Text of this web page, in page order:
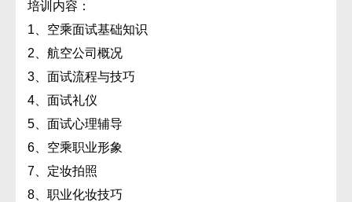
培训内容：
1、空乘面试基础知识
2、航空公司概况
3、面试流程与技巧
4、面试礼仪
5、面试心理辅导
6、空乘职业形象
7、定妆拍照
8、职业化妆技巧